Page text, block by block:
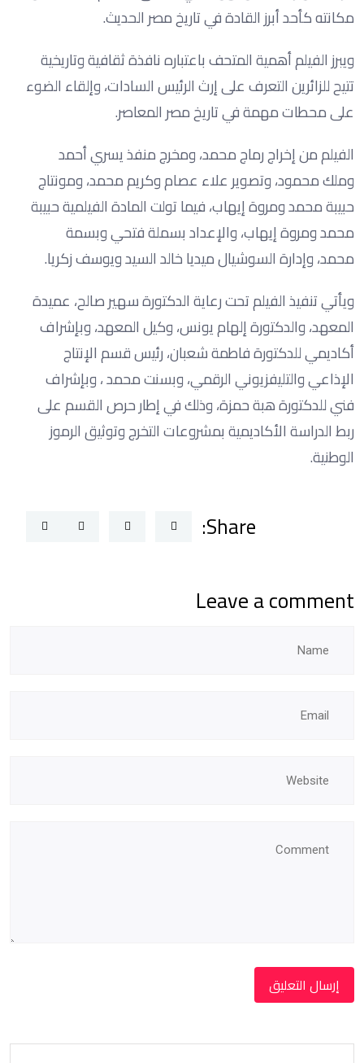
مكانته كأحد أبرز القادة في تاريخ مصر الحديث.
ويبرز الفيلم أهمية المتحف باعتباره نافذة ثقافية وتاريخية
تتيح للزائرين التعرف على إرث الرئيس السادات، وإلقاء الضوء
على محطات مهمة في تاريخ مصر المعاصر.
الفيلم من إخراج رماج محمد، ومخرج منفذ يسري أحمد
وملك محمود، وتصوير علاء عصام وكريم محمد، ومونتاج
حبيبة محمد ومروة إيهاب، فيما تولت المادة الفيلمية حبيبة
محمد ومروة إيهاب، والإعداد بسملة فتحي وبسمة
محمد، وإدارة السوشيال ميديا خالد السيد ويوسف زكريا.
ويأتي تنفيذ الفيلم تحت رعاية الدكتورة سهير صالح، عميدة
المعهد، والدكتورة إلهام يونس، وكيل المعهد، وبإشراف
أكاديمي للدكتورة فاطمة شعبان، رئيس قسم الإنتاج
الإذاعي والتليفزيوني الرقمي، وبسنت محمد ، وبإشراف
فني للدكتورة هبة حمزة، وذلك في إطار حرص القسم على
ربط الدراسة الأكاديمية بمشروعات التخرج وتوثيق الرموز
الوطنية.
Share:
Leave a comment